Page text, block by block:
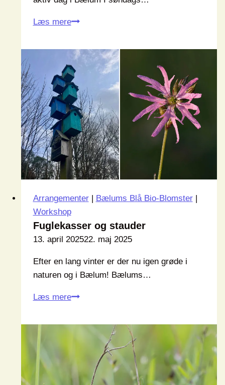
Læs mereStauder
stærekasser
Arrangementer| Bælums Blå Bio-Blomster|
Workshop
Fuglekasser og stauder
13. april 202522. maj 2025
Efter en lang vinter er der nu igen grøde i
naturen og i Bælum! Bælums…
Læs mereFuglekasser
stauder